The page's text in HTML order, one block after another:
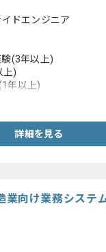
ドエンジニア
(3年以上)
上)
年以上)
詳細を見る
向け業務システ